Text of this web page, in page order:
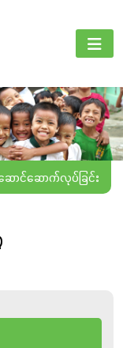
ောင်ဆောက်လုပ်ခြင်း